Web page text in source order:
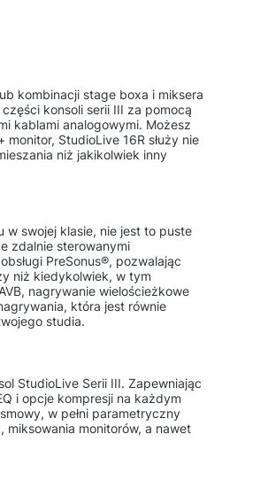
kombinacji stage boxa i miksera
konsoli serii III za pomocą
kablami analogowymi. Możesz
StudioLive 16R służy nie
niż jakikolwiek inny
swojej klasie, nie jest to puste
zdalnie sterowanymi
PreSonus®, pozwalając
niż kiedykolwiek, w tym
nagrywanie wielościeżkowe
która jest równie
studia.
StudioLive Serii III. Zapewniając
i opcje kompresji na każdym
w pełni parametryczny
monitorów, a nawet